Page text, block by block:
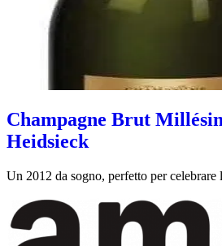
Champagne Brut
Heidsieck
Un 2012 da sogno, perfetto per celebrare